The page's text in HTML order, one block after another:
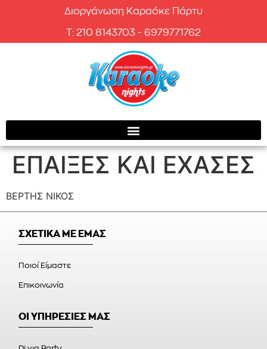
Διοργάνωση Καραόκε Πάρτυ
T: 210 8143703 - 6979771762
ΕΠΑΙΞΕΣ ΚΑΙ ΕΧΑΣΕΣ
ΒΕΡΤΗΣ ΝΙΚΟΣ
ΣΧΕΤΙΚΑ ΜΕ ΕΜΑΣ
Ποιοί Είμαστε
Επικοινωνία
ΟΙ ΥΠΗΡΕΣΙΕΣ ΜΑΣ